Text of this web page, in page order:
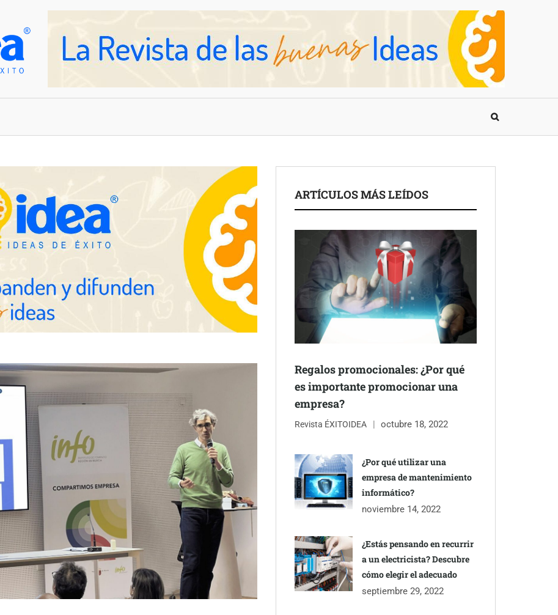
ARTÍCULOS MÁS LEÍDOS
Regalos promocionales: ¿Por qué
es importante promocionar una
empresa?
Revista ÉXITOIDEA octubre 18, 2022
¿Por qué utilizar una
empresa de mantenimiento
informático?
noviembre 14, 2022
¿Estás pensando en recurrir
a un electricista? Descubre
cómo elegir el adecuado
septiembre 29, 2022